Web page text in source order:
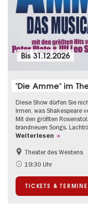
Bis31.12.2026
"Die Amme" im
Diese Show dürfen Sie
Irmen, was Shakespeare
Mit den größten
brandneuen Songs.
Weiterlesen
Barrierefrei
Um den Kurfürstendamm
Theater des Westens
19:30 Uhr
TICKETS & TERMINE